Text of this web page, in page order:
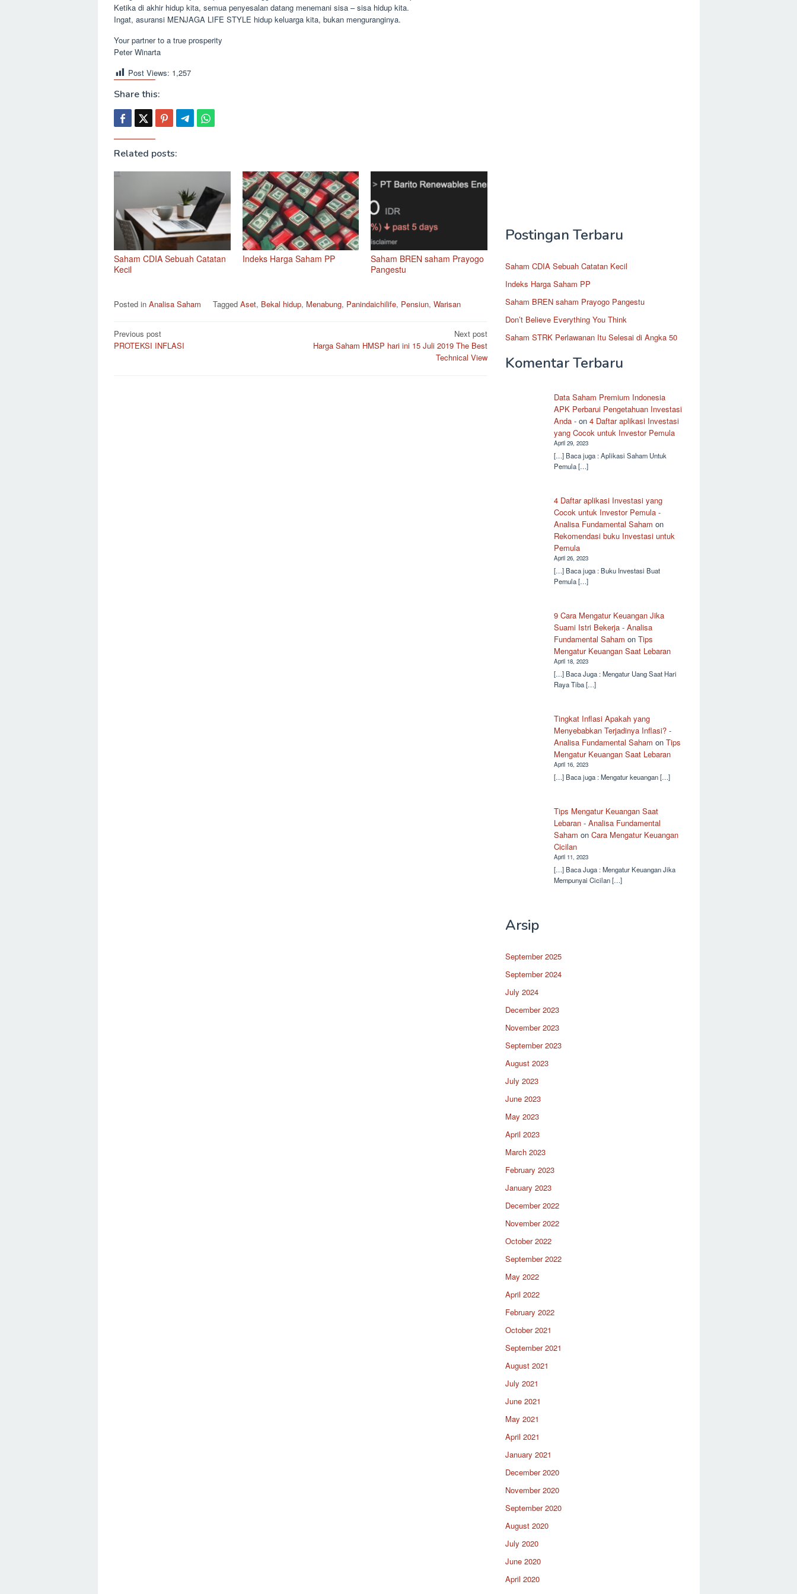
Ketika di akhir hidup kita, semua penyesalan datang menemani sisa – sisa hidup kita.
Ingat, asuransi MENJAGA LIFE STYLE hidup keluarga kita, bukan menguranginya.
Your partner to a true prosperity
Peter Winarta
Post Views: 1,257
Share this:
Related posts:
Saham CDIA Sebuah Catatan
Kecil
Indeks Harga Saham PP
Saham BREN saham Prayogo
Pangestu
Posted in Analisa Saham Tagged Aset, Bekal hidup, Menabung, Panindaichilife, Pensiun, Warisan
Post
navigation
Previous post
PROTEKSI INFLASI
Next post
Harga Saham HMSP hari ini 15 Juli 2019 The Best
Technical View
Postingan Terbaru
Saham CDIA Sebuah Catatan Kecil
Indeks Harga Saham PP
Saham BREN saham Prayogo Pangestu
Don’t Believe Everything You Think
Saham STRK Perlawanan Itu Selesai di Angka 50
Komentar Terbaru
Data Saham Premium Indonesia
APK Perbarui Pengetahuan Investasi
Anda - on4 Daftar aplikasi Investasi
yang Cocok untuk Investor Pemula
April 29, 2023
[…] Baca juga : Aplikasi Saham Untuk
Pemula […]
4 Daftar aplikasi Investasi yang
Cocok untuk Investor Pemula -
Analisa Fundamental Saham on
Rekomendasi buku Investasi untuk
Pemula
April 26, 2023
[…] Baca juga : Buku Investasi Buat
Pemula […]
9 Cara Mengatur Keuangan Jika
Suami Istri Bekerja - Analisa
Fundamental Saham onTips
Mengatur Keuangan Saat Lebaran
April 18, 2023
[…] Baca Juga : Mengatur Uang Saat Hari
Raya Tiba […]
Tingkat Inflasi Apakah yang
Menyebabkan Terjadinya Inflasi? -
Analisa Fundamental Saham onTips
Mengatur Keuangan Saat Lebaran
April 16, 2023
[…] Baca juga : Mengatur keuangan […]
Tips Mengatur Keuangan Saat
Lebaran - Analisa Fundamental
Saham onCara Mengatur Keuangan
Cicilan
April 11, 2023
[…] Baca Juga : Mengatur Keuangan Jika
Mempunyai Cicilan […]
Arsip
September 2025
September 2024
July 2024
December 2023
November 2023
September 2023
August 2023
July 2023
June 2023
May 2023
April 2023
March 2023
February 2023
January 2023
December 2022
November 2022
October 2022
September 2022
May 2022
April 2022
February 2022
October 2021
September 2021
August 2021
July 2021
June 2021
May 2021
April 2021
January 2021
December 2020
November 2020
September 2020
August 2020
July 2020
June 2020
April 2020